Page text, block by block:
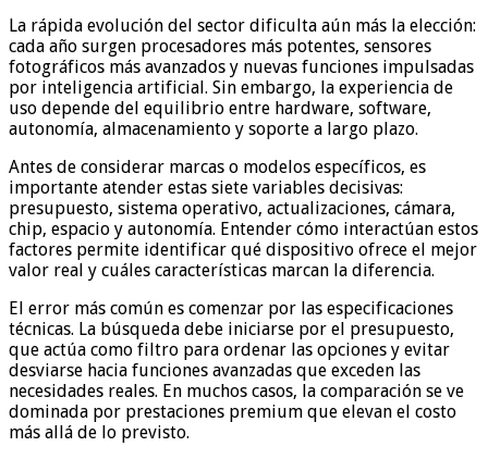
La rápida evolución del sector dificulta aún más la elección:
cada año surgen procesadores más potentes, sensores
fotográficos más avanzados y nuevas funciones impulsadas
por inteligencia artificial. Sin embargo, la experiencia de
uso depende del equilibrio entre hardware, software,
autonomía, almacenamiento y soporte a largo plazo.
Antes de considerar marcas o modelos específicos, es
importante atender estas siete variables decisivas:
presupuesto, sistema operativo, actualizaciones, cámara,
chip, espacio y autonomía. Entender cómo interactúan estos
factores permite identificar qué dispositivo ofrece el mejor
valor real y cuáles características marcan la diferencia.
El error más común es comenzar por las especificaciones
técnicas. La búsqueda debe iniciarse por el presupuesto,
que actúa como filtro para ordenar las opciones y evitar
desviarse hacia funciones avanzadas que exceden las
necesidades reales. En muchos casos, la comparación se ve
dominada por prestaciones premium que elevan el costo
más allá de lo previsto.